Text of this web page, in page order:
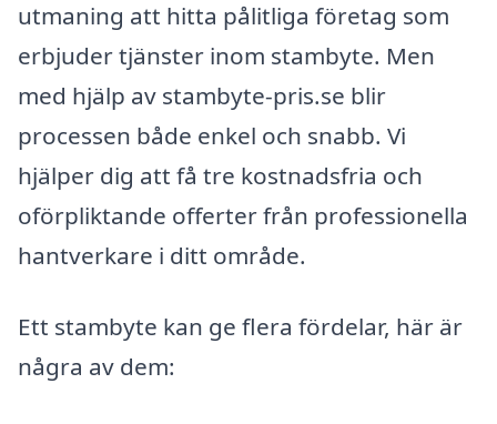
utmaning att hitta pålitliga företag som
erbjuder tjänster inom stambyte. Men
med hjälp av stambyte-pris.se blir
processen både enkel och snabb. Vi
hjälper dig att få tre kostnadsfria och
oförpliktande offerter från professionella
hantverkare i ditt område.
Ett stambyte kan ge flera fördelar, här är
några av dem: